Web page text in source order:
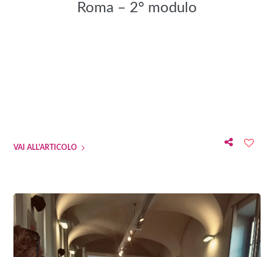
Roma – 2° modulo
VAI ALL'ARTICOLO